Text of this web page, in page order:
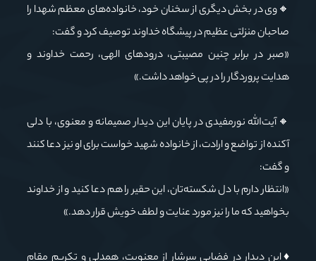
🔸وی در بخش دیگری از سخنان خود، خانواده‌های معظم شهدا را
صاحبان منزلتی عظیم در پیشگاه خداوند توصیف کرد و گفت:
«صبر در برابر چنین مصیبتی، درودهای الهی، رحمت خداوند و
هدایت پروردگار را در پی خواهد داشت.»
🔸آیت‌الله نورمفیدی در پایان این دیدار صمیمانه و معنوی، با دلی
آکنده از تواضع و ارادت، از خانواده شهید خواست برای او نیز دعا کنند
و گفت:
«انتظار دارم با دل شکسته‌تان، این حقیر را هم دعا کنید و از خداوند
بخواهید که ما را نیز مورد عنایت و لطف خویش قرار دهد.»